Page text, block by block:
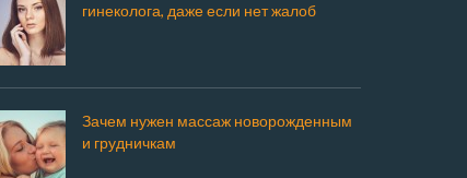
гинеколога, даже если нет жалоб
Зачем нужен массаж новорожденным
и грудничкам